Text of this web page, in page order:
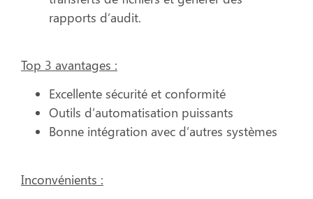
rapports d’audit.
Top 3 avantages :
Excellente sécurité et conformité
Outils d’automatisation puissants
Bonne intégration avec d’autres systèmes
Inconvénients :